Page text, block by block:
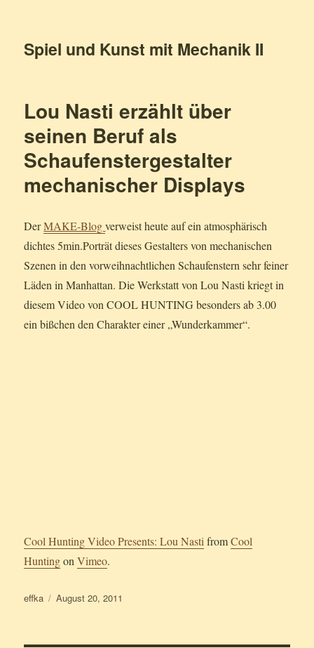
Spiel und Kunst mit Mechanik II
Lou Nasti erzählt über
seinen Beruf als
Schaufenstergestalter
mechanischer Displays
DerMAKE-Blogverweist heute auf ein atmosphärisch
dichtes 5min.Porträt dieses Gestalters von mechanischen
Szenen in den vorweihnachtlichen Schaufenstern sehr feiner
Läden in Manhattan. Die Werkstatt von Lou Nasti kriegt in
diesem Video von COOL HUNTING besonders ab 3.00
ein bißchen den Charakter einer „Wunderkammer“.
Cool Hunting Video Presents: Lou Nasti fromCool
HuntingonVimeo.
Autor
effka
Veröffentlicht
August 20, 2011